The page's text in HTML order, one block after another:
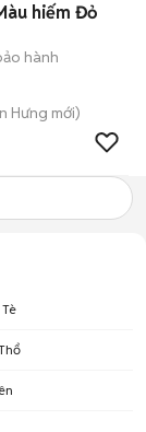
hiếm Đỏ
hành
Hưng mới)